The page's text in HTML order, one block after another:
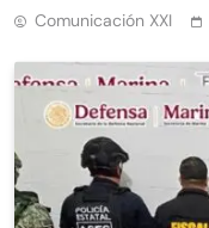
Comunicación XXI